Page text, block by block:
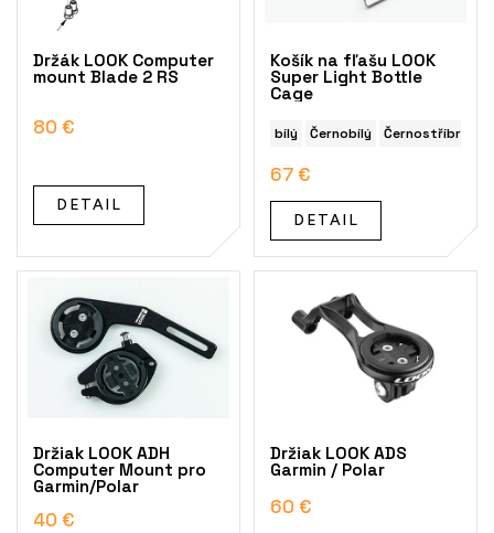
Držák LOOK Computer
mount Blade 2 RS
80 €
DETAIL
Košík na fľašu LOOK
Super Light Bottle
Cage
bílý Černobílý Černostříbrný
67 €
DETAIL
Držiak LOOK ADH
Computer Mount pro
Garmin/Polar
40 €
Držiak LOOK ADS
Garmin / Polar
60 €